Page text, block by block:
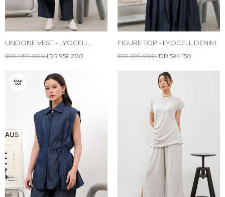
UNDONE VEST - LYOCELL
IDR 1.199.000IDR 959.200
FIGURE TOP - LYOCELL DENIM
IDR 699.000IDR 594.150
SOLD
OUT